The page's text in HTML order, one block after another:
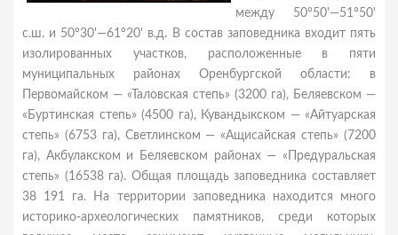
между 50°50'—51°50'
с.ш. и 50°30'—61°20' в.д. В состав заповедника входит пять
изолированных участков, расположенные в пяти
муниципальных районах Оренбургской области: в
Первомайском — «Таловская степь» (3200 га), Беляевском —
«Буртинская степь» (4500 га), Кувандыкском — «Айтуарская
степь» (6753 га), Светлинском — «Ащисайская степь» (7200
га), Акбулакском и Беляевском районах — «Предуральская
степь» (16538 га). Общая площадь заповедника составляет
38 191 га. На территории заповедника находится много
историко-археологических памятников, среди которых